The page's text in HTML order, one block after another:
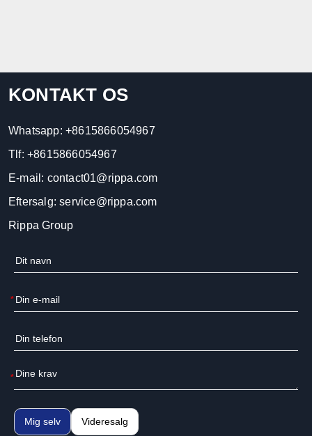
KONTAKT OS
Whatsapp: +8615866054967
Tlf: +8615866054967
E-mail: contact01@rippa.com
Eftersalg:service@rippa.com
Rippa Group
*
*
Mig selv Videresalg